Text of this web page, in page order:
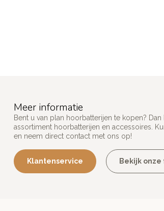
Meer informatie
Bent u van plan hoorbatterijen te kopen?
assortiment hoorbatterijen en accessoires.
en neem direct contact met ons op!
Klantenservice Bekijk